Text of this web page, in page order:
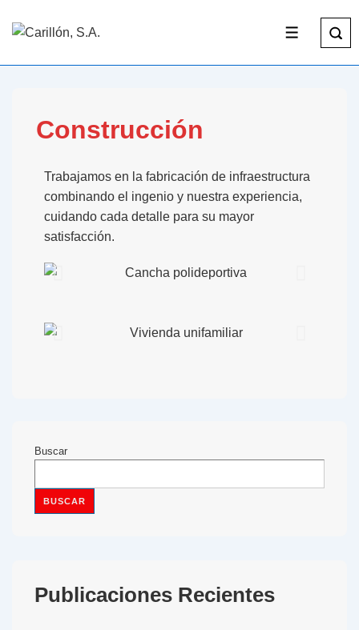
Construcción
Trabajamos en la fabricación de infraestructura
combinando el ingenio y nuestra experiencia,
cuidando cada detalle para su mayor
satisfacción.
Buscar
BUSCAR
Publicaciones Recientes